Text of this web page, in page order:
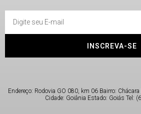
INSCREVA-SE
Endereço: Rodovia GO 080, km 06 Bairro:
Cidade: Goiânia Estado: Goiás Tel: